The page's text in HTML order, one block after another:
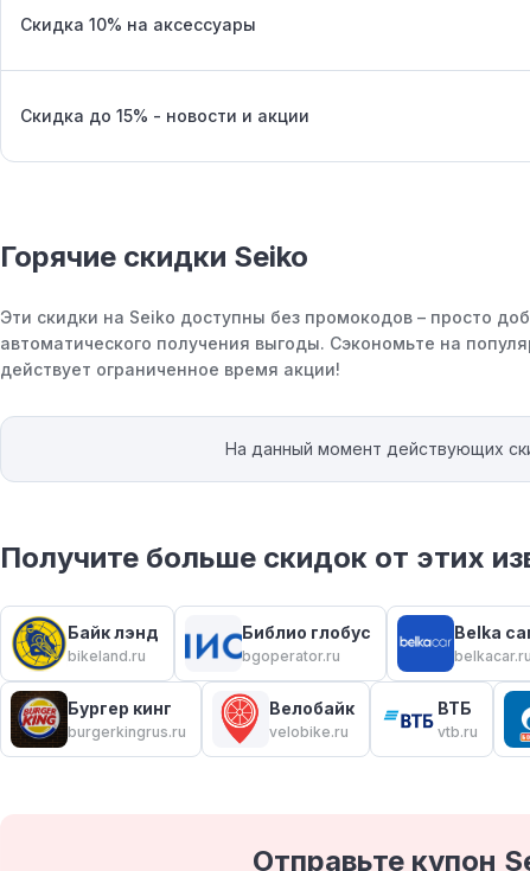
Скидка 10% на аксессуары
Скидка до 15% - новости и акции
Горячие скидки Seiko
Эти скидки на Seiko доступны без промокодов – просто
автоматического получения выгоды. Сэкономьте на
действует ограниченное время акции!
На данный момент действующих
Получите больше скидок от этих
Байк лэнд
bikeland.ru
Библио глобус
bgoperator.ru
Belka
belkacar.ru
Бургер кинг
burgerkingrus.ru
Велобайк
velobike.ru
ВТБ
vtb.ru
Отправьте купон